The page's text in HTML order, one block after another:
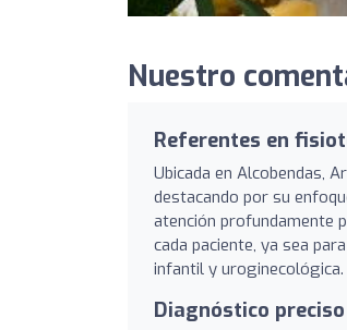
Nuestro
Referentes en
Ubicada en Alcobendas,
destacando por su
atención profundamente
cada paciente, ya sea
infantil y uroginecológica.
Diagnóstico